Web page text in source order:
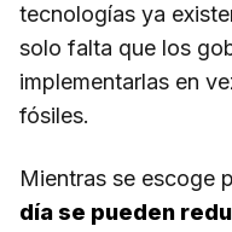
tecnologías ya
solo falta que los
implementarlas en
fósiles.
Mientras se escoge
día se pueden